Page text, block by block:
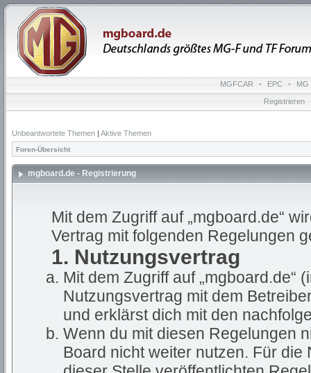
MGFCAR • EPC • MG
Registrieren
Unbeantwortete Themen | Aktive Themen
Foren-Übersicht
mgboard.de - Registrierung
Mit dem Zugriff auf „mgboard.de“
Vertrag mit folgenden Regelungen
1. Nutzungsvertrag
Mit dem Zugriff auf „mgboard.de“
Nutzungsvertrag mit dem
und erklärst dich mit den
Wenn du mit diesen Regelungen
Board nicht weiter nutzen. Für